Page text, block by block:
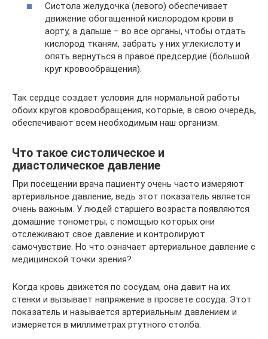
Систола желудочка (левого) обеспечивает
движение обогащенной кислородом крови в
аорту, а дальше – во все органы, чтобы отдать
кислород тканям, забрать у них углекислоту и
опять вернуться в правое предсердие (большой
круг кровообращения).
Так сердце создает условия для нормальной работы
обоих кругов кровообращения, которые, в свою очередь,
обеспечивают всем необходимым наш организм.
Что такое систолическое и
диастолическое давление
При посещении врача пациенту очень часто измеряют
артериальное давление, ведь этот показатель является
очень важным. У людей старшего возраста появляются
домашние тонометры, с помощью которых они
отслеживают свое давление и контролируют
самочувствие. Но что означает артериальное давление с
медицинской точки зрения?
Когда кровь движется по сосудам, она давит на их
стенки и вызывает напряжение в просвете сосуда. Этот
показатель и называется артериальным давлением и
измеряется в миллиметрах ртутного столба.